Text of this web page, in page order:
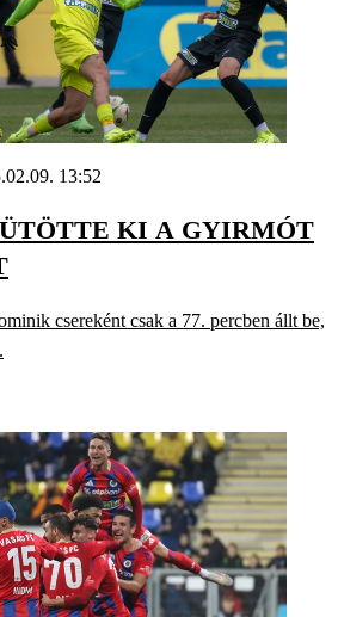
13:52
KI A GYIRMÓT
csereként csak a 77. percben állt be,